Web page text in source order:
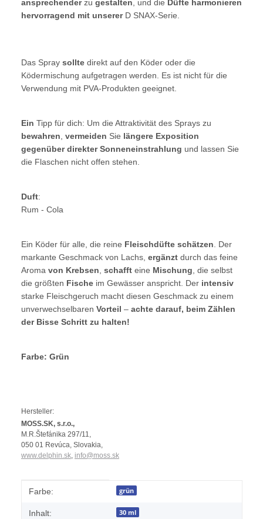
ansprechenderzu gestalten, und die Düfte harmonieren
hervorragend mit unsererD SNAX-Serie.
Das Spray sollte direkt auf den Köder oder die
Ködermischung aufgetragen werden. Es ist nicht für die
Verwendung mit PVA-Produkten geeignet.
Ein Tipp für dich: Um die Attraktivität des Sprays zu
bewahren, vermeiden Sie längere Exposition
gegenüber direkter Sonneneinstrahlung und lassen Sie
die Flaschen nicht offen stehen.
Duft:
Rum - Cola
Ein Köder für alle, die reine Fleischdüfte schätzen. Der
markante Geschmack von Lachs, ergänzt durch das feine
Aroma von Krebsen, schafft eine Mischung, die selbst
die größten Fische im Gewässer anspricht. Der intensiv
starke Fleischgeruch macht diesen Geschmack zu einem
unverwechselbaren Vorteil – achte darauf, beim Zählen
der Bisse Schritt zu halten!
Farbe: Grün
Hersteller:
MOSS.SK, s.r.o.,
M.R.Štefánika 297/11,
050 01 Revúca, Slovakia,
www.delphin.sk, info@moss.sk
Produkteigenschaft
Wert
Farbe: grün
Inhalt: 30 ml